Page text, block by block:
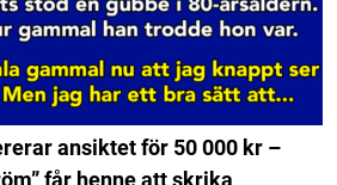
ansiktet för 50 000 kr –
får henne att skrika